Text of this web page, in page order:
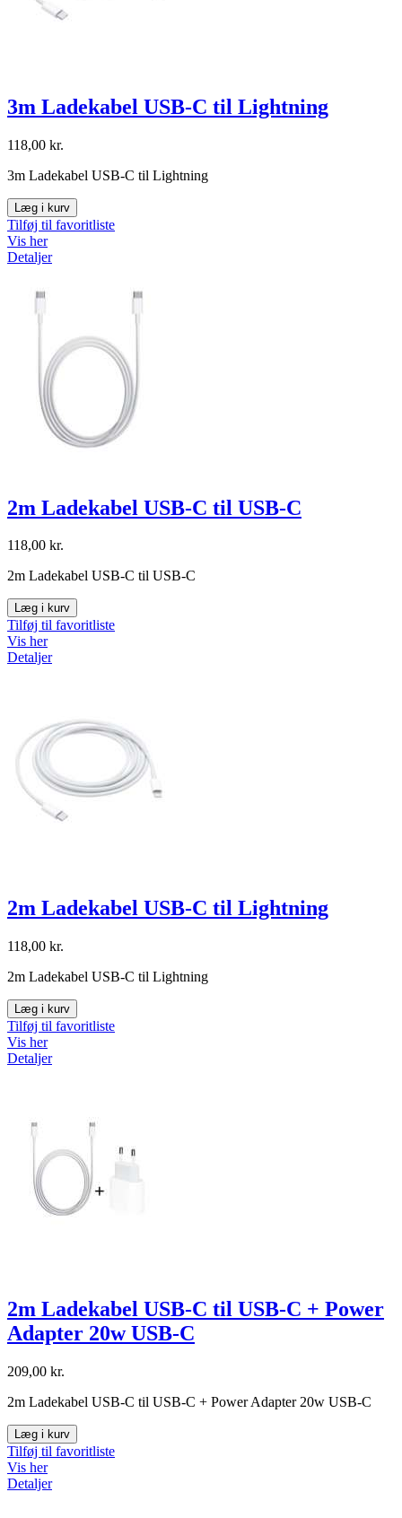
3m Ladekabel USB-C til Lightning
118,00 kr.
3m Ladekabel USB-C til Lightning
Læg i kurv
Tilføj til favoritliste
Vis her
Detaljer
2m Ladekabel USB-C til USB-C
118,00 kr.
2m Ladekabel USB-C til USB-C
Læg i kurv
Tilføj til favoritliste
Vis her
Detaljer
2m Ladekabel USB-C til Lightning
118,00 kr.
2m Ladekabel USB-C til Lightning
Læg i kurv
Tilføj til favoritliste
Vis her
Detaljer
2m Ladekabel USB-C til USB-C + Power
Adapter 20w USB-C
209,00 kr.
2m Ladekabel USB-C til USB-C + Power Adapter 20w USB-C
Læg i kurv
Tilføj til favoritliste
Vis her
Detaljer